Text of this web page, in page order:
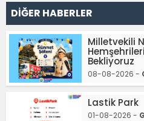
DİĞER HABERLER
Milletvekili
Bekliyoruz
08-08-2026 -
Lastik Park
01-08-2026 -